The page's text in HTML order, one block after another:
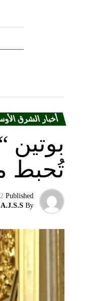
أخبار الشرق
تُحبط
Published
2 years ago
By